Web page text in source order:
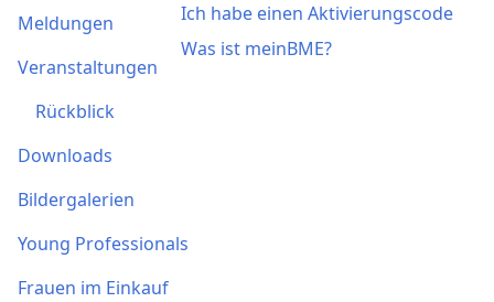
Ich habe einen Aktivierungscode
Was ist meinBME?
Meldungen
Veranstaltungen
Rückblick
Downloads
Bildergalerien
Young Professionals
Frauen im Einkauf